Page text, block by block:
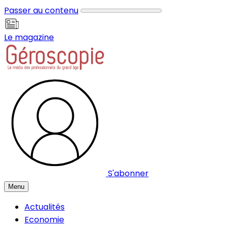
Passer au contenu
Le magazine
S'abonner
Menu
Actualités
Economie
Panneau de gestion des cookies